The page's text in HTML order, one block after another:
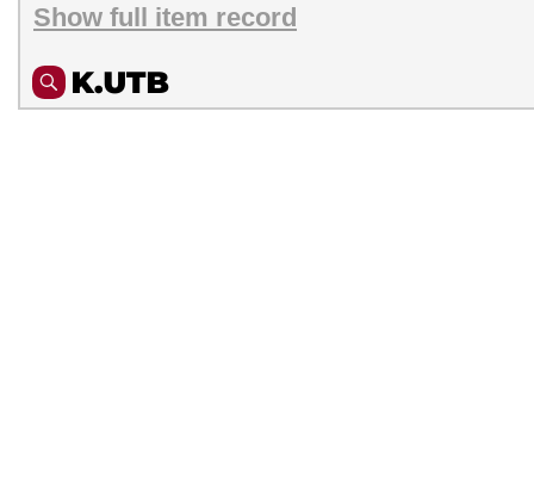
Show full item record